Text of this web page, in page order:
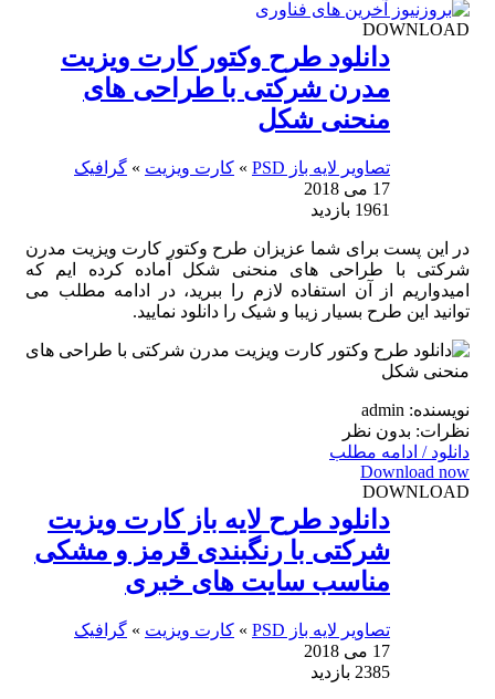
DOWNLOAD
دانلود طرح وکتور کارت ویزیت
مدرن شرکتی با طراحی های
منحنی شکل
تصاویر لایه باز PSD » کارت ویزیت » گرافیک
17 می 2018
1961 بازدید
در این پست برای شما عزیزان طرح وکتور کارت ویزیت مدرن
شرکتی با طراحی های منحنی شکل آماده کرده ایم که
امیدواریم از آن استفاده لازم را ببرید، در ادامه مطلب می
توانید این طرح بسیار زیبا و شیک را دانلود نمایید.
نویسنده: admin
نظرات: بدون نظر
دانلود / ادامه مطلب
Download now
DOWNLOAD
دانلود طرح لایه باز کارت ویزیت
شرکتی با رنگبندی قرمز و مشکی
مناسب سایت های خبری
تصاویر لایه باز PSD » کارت ویزیت » گرافیک
17 می 2018
2385 بازدید